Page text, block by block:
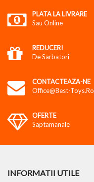
PLATA LA LIVRARE
Sau Online
REDUCERI
De Sarbatori
CONTACTEAZA-NE
Office@best-Toys.ro
OFERTE
Saptamanale
INFORMATII UTILE